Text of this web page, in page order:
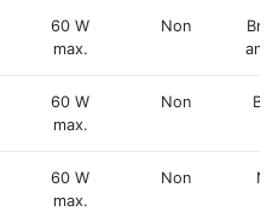
60 W
max.
Non
60 W
max.
Non
60 W
max.
Non